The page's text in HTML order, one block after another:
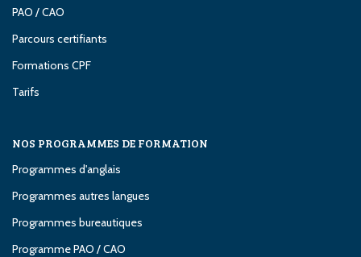
PAO / CAO
Parcours certifiants
Formations CPF
Tarifs
NOS PROGRAMMES DE FORMATION
Programmes d'anglais
Programmes autres langues
Programmes bureautiques
Programme PAO / CAO